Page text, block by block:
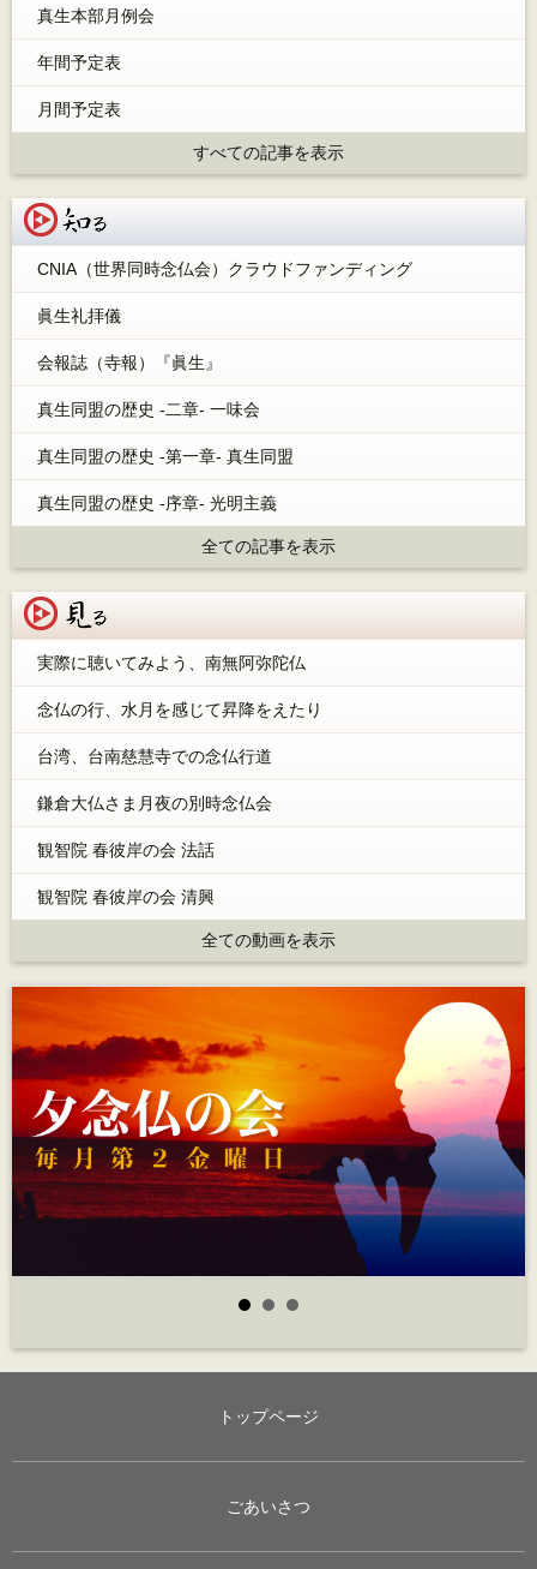
真生本部月例会
年間予定表
月間予定表
すべての記事を表示
CNIA（世界同時念仏会）クラウドファンディング
眞生礼拝儀
会報誌（寺報）『眞生』
真生同盟の歴史 -二章- 一味会
真生同盟の歴史 -第一章- 真生同盟
真生同盟の歴史 -序章- 光明主義
全ての記事を表示
実際に聴いてみよう、南無阿弥陀仏
念仏の行、水月を感じて昇降をえたり
台湾、台南慈慧寺での念仏行道
鎌倉大仏さま月夜の別時念仏会
観智院 春彼岸の会 法話
観智院 春彼岸の会 清興
全ての動画を表示
トップページ
ごあいさつ